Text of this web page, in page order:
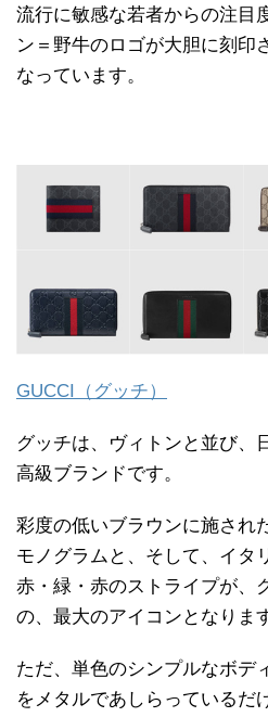
流行に敏感な若者からの注目
ン＝野牛のロゴが大胆に刻印
なっています。
GUCCI（グッチ）
グッチは、ヴィトンと並び、
高級ブランドです。
彩度の低いブラウンに施され
モノグラムと、そして、イタ
赤・緑・赤のストライプが、
の、最大のアイコンとなりま
ただ、単色のシンプルなボデ
をメタルであしらっているだ